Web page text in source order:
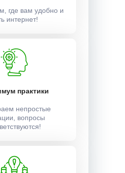
где вам удобно и
интернет!
практики
непростые
вопросы